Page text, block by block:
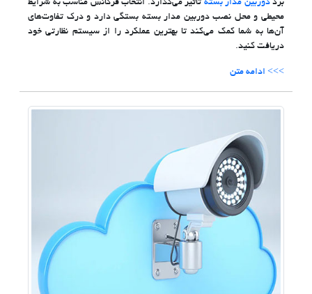
برددوربین مدار بسته تأثیر می‌گذارد. انتخاب فرکانس مناسب به شرایط
محیطی و محل نصب دوربین مدار بسته بستگی دارد و درک تفاوت‌های
آن‌ها به شما کمک می‌کند تا بهترین عملکرد را از سیستم نظارتی خود
دریافت کنید.
>>> ادامه متن